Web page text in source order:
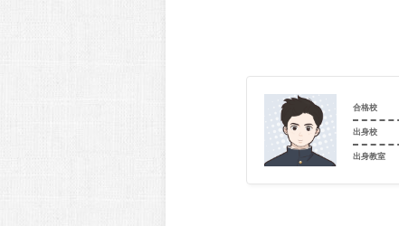
合格校
出身校
出身教室